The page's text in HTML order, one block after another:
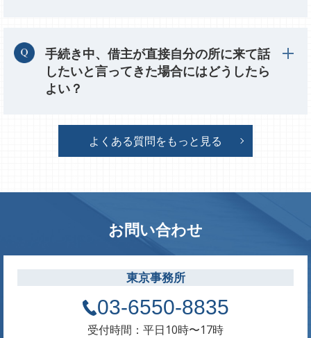
手続き中、借主が直接自分の所に来て話
したいと言ってきた場合にはどうしたら
よい？
よくある質問をもっと見る
お問い合わせ
東京事務所
03-6550-8835
受付時間：平日10時〜17時